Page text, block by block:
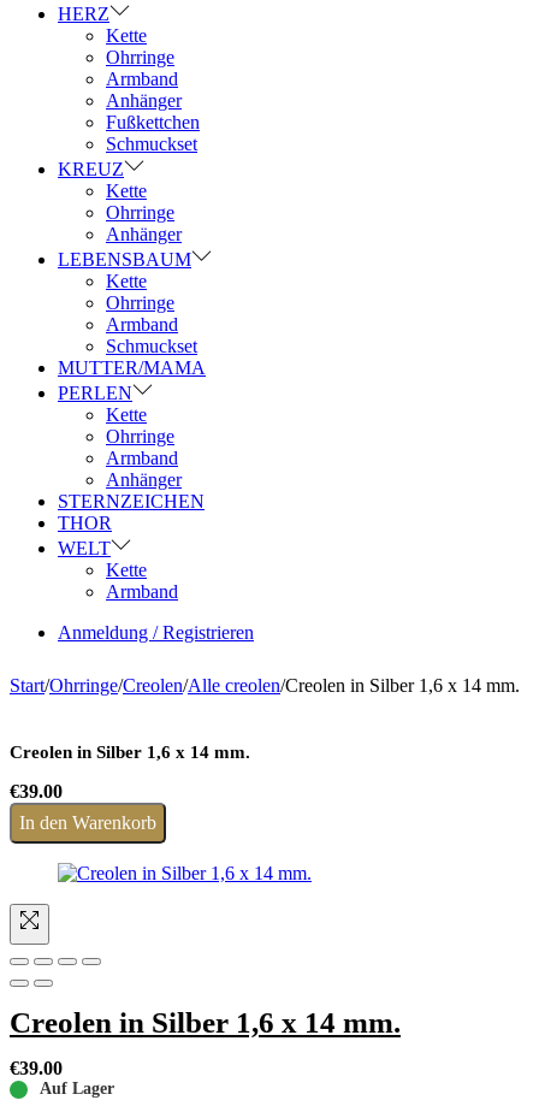
HERZ
Kette
Ohrringe
Armband
Anhänger
Fußkettchen
Schmuckset
KREUZ
Kette
Ohrringe
Anhänger
LEBENSBAUM
Kette
Ohrringe
Armband
Schmuckset
MUTTER/MAMA
PERLEN
Kette
Ohrringe
Armband
Anhänger
STERNZEICHEN
THOR
WELT
Kette
Armband
Anmeldung / Registrieren
Start/Ohrringe/Creolen/Alle creolen/Creolen in Silber 1,6 x 14 mm.
Creolen in Silber 1,6 x 14 mm.
€39.00
In den Warenkorb
Creolen in Silber 1,6 x 14 mm.
€39.00
Auf Lager